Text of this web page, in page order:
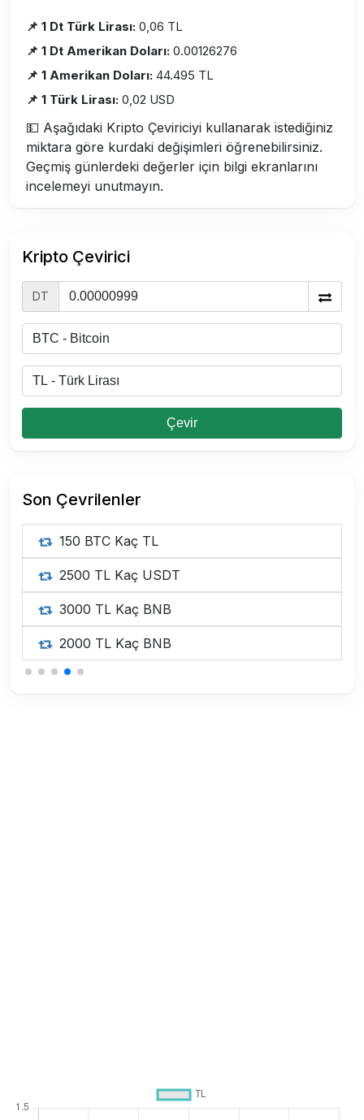
📌 1 Dt Türk Lirası: 0,06 TL
📌 1 Dt Amerikan Doları: 0.00126276
📌 1 Amerikan Doları: 44.495 TL
📌 1 Türk Lirası: 0,02 USD
💵 Aşağıdaki Kripto Çeviriciyi kullanarak istediğiniz
miktara göre kurdaki değişimleri öğrenebilirsiniz.
Geçmiş günlerdeki değerler için bilgi ekranlarını
incelemeyi unutmayın.
Kripto Çevirici
DT
Çevir
Son Çevrilenler
150 BTC Kaç TL
2500 TL Kaç USDT
3000 TL Kaç BNB
2000 TL Kaç BNB